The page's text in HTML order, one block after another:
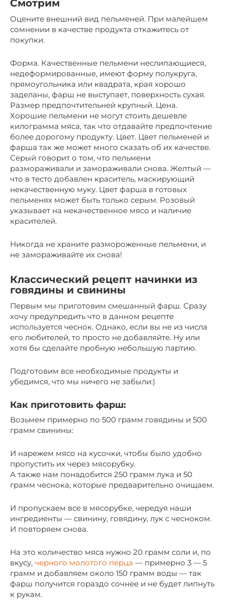
Смотрим
Оцените внешний вид пельменей. При малейшем
сомнении в качестве продукта откажитесь от
покупки.
Форма. Качественные пельмени неслипающиеся,
недеформированные, имеют форму полукруга,
прямоугольника или квадрата, края хорошо
заделаны, фарш не выступает, поверхность сухая.
Размер предпочтительней крупный. Цена.
Хорошие пельмени не могут стоить дешевле
килограмма мяса, так что отдавайте предпочтение
более дорогому продукту. Цвет. Цвет пельменей и
фарша так же может много сказать об их качестве.
Серый говорит о том, что пельмени
размораживали и замораживали снова. Желтый —
что в тесто добавлен краситель, маскирующий
некачественную муку. Цвет фарша в готовых
пельменях может быть только серым. Розовый
указывает на некачественное мясо и наличие
красителей.
Никогда не храните размороженные пельмени, и
не замораживайте их снова!
Классический рецепт начинки из
говядины и свинины
Первым мы приготовим смешанный фарш. Сразу
хочу предупредить что в данном рецепте
используется чеснок. Однако, если вы не из числа
его любителей, то просто не добавляйте. Ну или
хотя бы сделайте пробную небольшую партию.
Подготовим все необходимые продукты и
убедимся, что мы ничего не забыли:)
Как приготовить фарш:
Возьмем примерно по 500 грамм говядины и 500
грамм свинины:
И нарежем мясо на кусочки, чтобы было удобно
пропустить их через мясорубку.
А также нам понадобится 250 грамм лука и 50
грамм чеснока, которые предварительно очищаем.
И пропускаем все в мясорубке, чередуя наши
ингредиенты — свинину, говядину, лук с чесноком.
И повторяем снова.
На это количество мяса нужно 20 грамм соли и, по
вкусу, черного молотого перца — примерно 3 — 5
грамм и добавляем около 150 грамм воды — так
фарш получится гораздо сочнее и не будет липнуть
к рукам.